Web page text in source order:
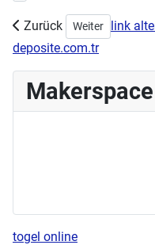
Zurück Nächster
Weiter
link
deposite.com.tr
togel online